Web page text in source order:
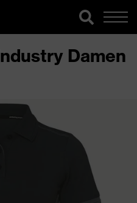
Damen